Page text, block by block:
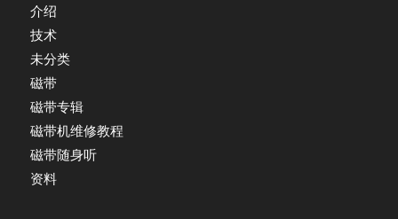
介绍
技术
未分类
磁带
磁带专辑
磁带机维修教程
磁带随身听
资料